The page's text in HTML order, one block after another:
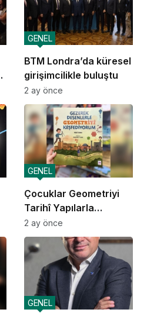
BTM Londra’da küresel
girişimcilikle buluştu
GENEL
2 ay önce
Çocuklar Geometriyi
Tarihî Yapılarla
Öğreniyor
GENEL
2 ay önce
GENEL